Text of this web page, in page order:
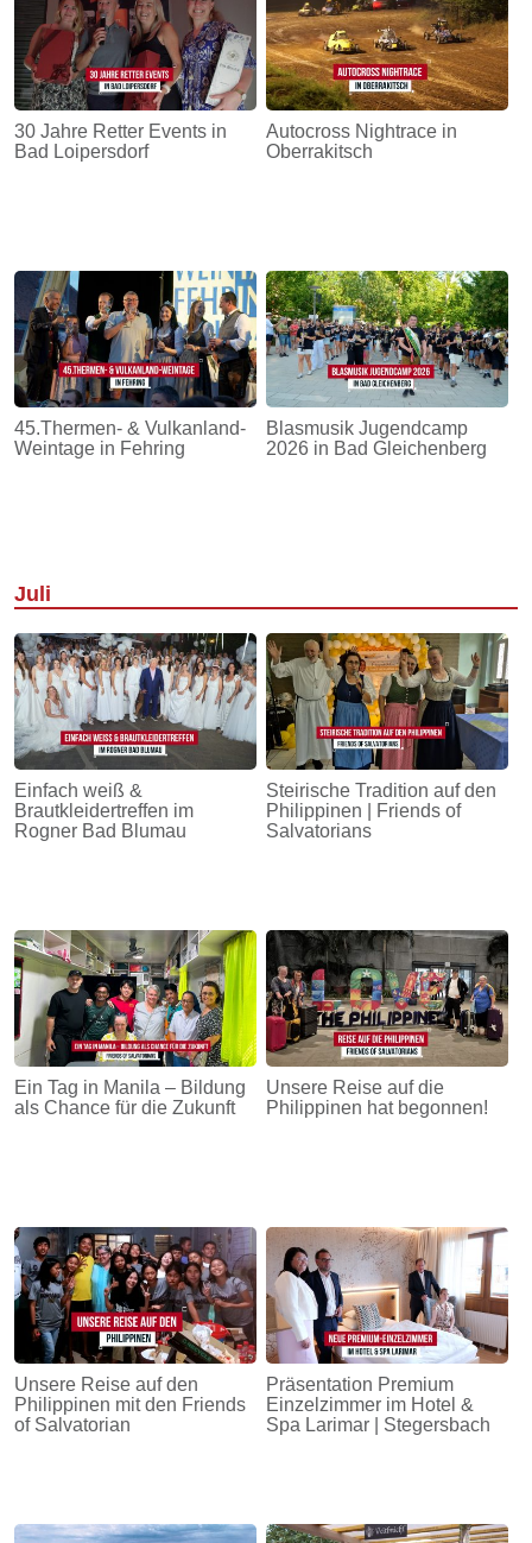
30 Jahre Retter Events in
Bad Loipersdorf
Autocross Nightrace in
Oberrakitsch
45.Thermen- & Vulkanland-
Weintage in Fehring
Blasmusik Jugendcamp
2026 in Bad Gleichenberg
Juli
Einfach weiß &
Brautkleidertreffen im
Rogner Bad Blumau
Steirische Tradition auf den
Philippinen | Friends of
Salvatorians
Ein Tag in Manila – Bildung
als Chance für die Zukunft
Unsere Reise auf die
Philippinen hat begonnen!
Unsere Reise auf den
Philippinen mit den Friends
of Salvatorian
Präsentation Premium
Einzelzimmer im Hotel &
Spa Larimar | Stegersbach